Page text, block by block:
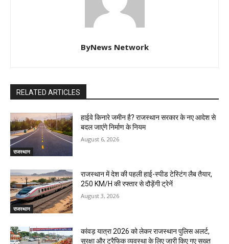
ByNews Network
RELATED ARTICLES
राजस्थान
हाईवे किनारे जमीन है? राजस्थान सरकार के नए आदेश से
बदल जाएंगे निर्माण के नियम
August 6, 2026
राजस्थान
राजस्थान में देश की पहली हाई-स्पीड टेस्टिंग लैब तैयार,
250 KM/H की रफ्तार से दौड़ेंगी ट्रेनें
August 3, 2026
कांवड़ यात्रा 2026 को लेकर राजस्थान पुलिस अलर्ट,
सुरक्षा और ट्रैफिक व्यवस्था के लिए जारी किए गए सख्त